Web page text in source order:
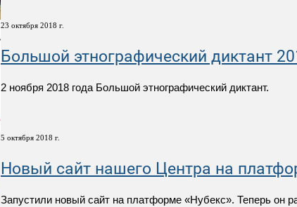
23 октября 2018 г.
Большой этнографический диктант
2 ноября 2018 года Большой этнографический диктант.
5 октября 2018 г.
Новый сайт нашего Центра на
Запустили новый сайт на платформе «Нубекс». Теперь он